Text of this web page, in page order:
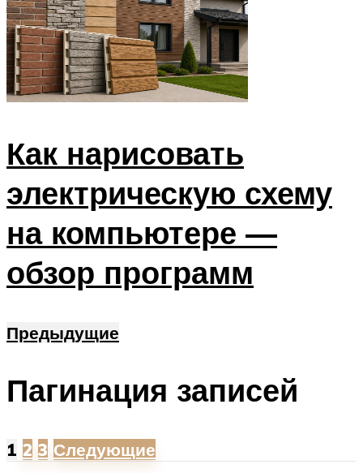
Как нарисовать
электрическую схему
на компьютере —
обзор программ
Предыдущие
Пагинация записей
1 2 3 Следующие